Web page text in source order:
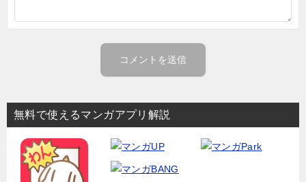
無料で使えるマンガアプリ解説